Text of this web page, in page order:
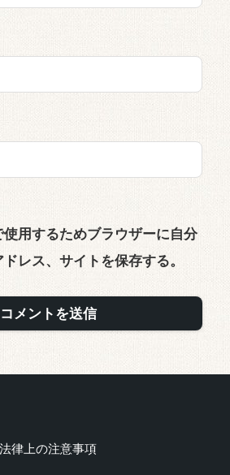
用するためブラウザーに自分
レス、サイトを保存する。
法律上の注意事項